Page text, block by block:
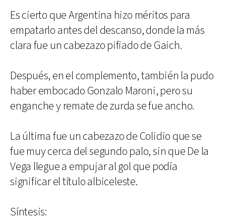
Es cierto que Argentina hizo méritos para
empatarlo antes del descanso, donde la más
clara fue un cabezazo pifiado de Gaich.
Después, en el complemento, también la pudo
haber embocado Gonzalo Maroni, pero su
enganche y remate de zurda se fue ancho.
La última fue un cabezazo de Colidio que se
fue muy cerca del segundo palo, sin que De la
Vega llegue a empujar al gol que podía
significar el título albiceleste.
Síntesis: